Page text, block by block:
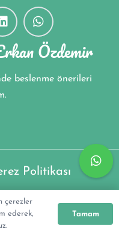
Özdemir
beslenme önerileri
Politikası
Özdemir ©2022
çerezler
ederek,
Tamam